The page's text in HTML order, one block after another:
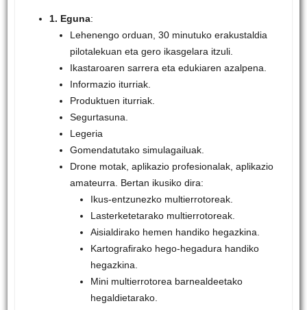
1. Eguna:
Lehenengo orduan, 30 minutuko erakustaldia
pilotalekuan eta gero ikasgelara itzuli.
Ikastaroaren sarrera eta edukiaren azalpena.
Informazio iturriak.
Produktuen iturriak.
Segurtasuna.
Legeria
Gomendatutako simulagailuak.
Drone motak, aplikazio profesionalak, aplikazio
amateurra. Bertan ikusiko dira:
Ikus-entzunezko multierrotoreak.
Lasterketetarako multierrotoreak.
Aisialdirako hemen handiko hegazkina.
Kartografirako hego-hegadura handiko
hegazkina.
Mini multierrotorea barnealdeetako
hegaldietarako.